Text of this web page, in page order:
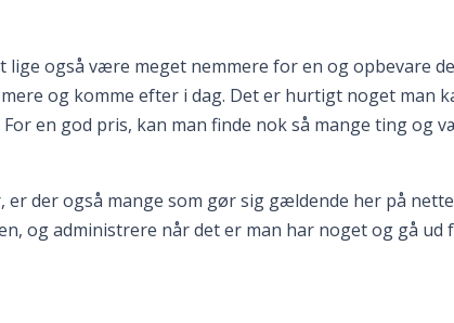
også være meget nemmere for en og opbevare
og komme efter i dag. Det er hurtigt noget man
en god pris, kan man finde nok så mange ting og
der også mange som gør sig gældende her på
og administrere når det er man har noget og gå